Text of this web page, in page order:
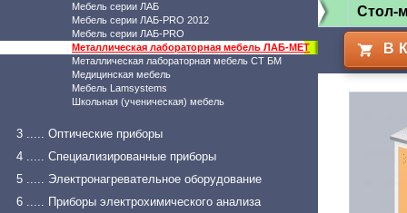
Мебель серии ЛАБ
Мебель серии ЛАБ-PRO 2012
Мебель серии ЛАБ-PRO
Металлическая лабораторная мебель ЛАБ-МЕТ
Металлическая лабораторная мебель СТ БМ
Медицинская мебель
Мебель Lamsystems
Школьная (ученическая) мебель
3 ..... Оптические приборы
4 ..... Специализированные приборы
5 ..... Электронагревательное оборудование
6 ..... Приборы электрохимического анализа
Стол-
В